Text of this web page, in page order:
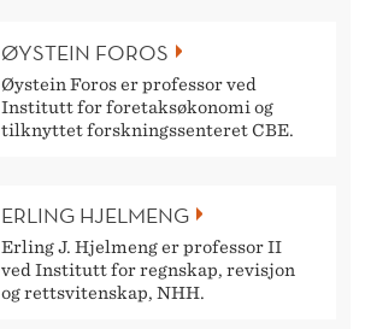
ØYSTEIN FOROS
Øystein Foros er professor ved
Institutt for foretaksøkonomi og
tilknyttet forskningssenteret CBE.
ERLING HJELMENG
Erling J. Hjelmeng er professor II
ved Institutt for regnskap, revisjon
og rettsvitenskap, NHH.